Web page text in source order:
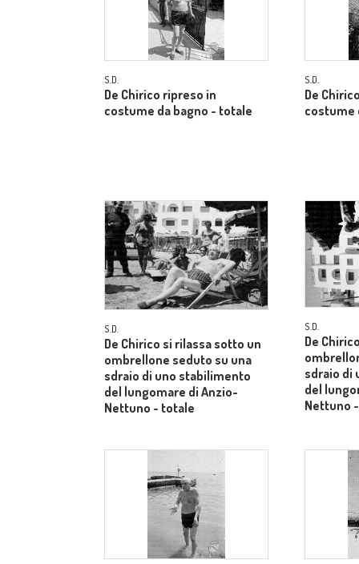
S.D.
De Chirico ripreso in
costume da bagno - totale
S.D.
De
costume
S.D.
De Chirico si rilassa sotto un
ombrellone seduto su una
sdraio di uno stabilimento
del lungomare di Anzio-
Nettuno - totale
S.D.
De
sdraio di
del
Nettuno